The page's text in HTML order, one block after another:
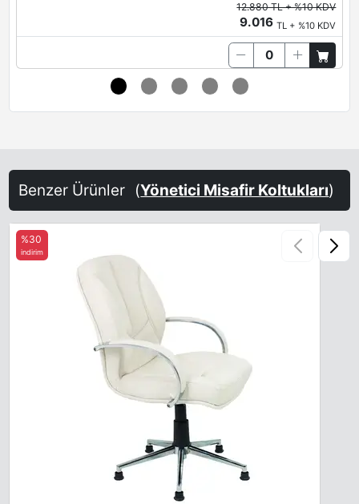
12.880 TL + %10 KDV
9.016TL + %10 KDV
Benzer Ürünler (Yönetici Misafir Koltukları)
%30
indirim